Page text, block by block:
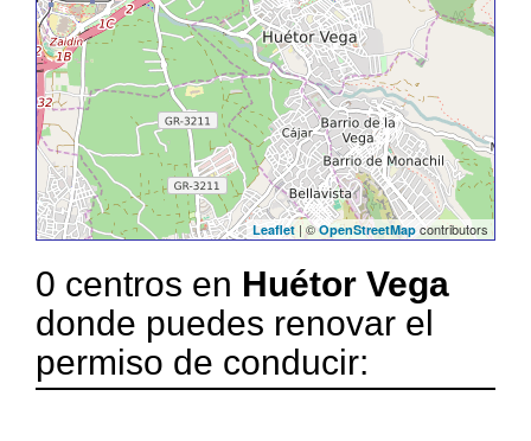
Leaflet| ©OpenStreetMap contributors
0 centros en Huétor Vega
donde puedes renovar el
permiso de conducir: